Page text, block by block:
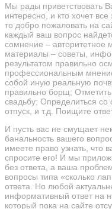
Мы рады приветствовать
интересно, и кто хочет все
то добро пожаловать на
каждый ваш вопрос
сомнение –
материалы – советы,
результатом правильно
профессиональным
собой иную реальную
правильно борщ;
свадьбу; Определиться
отпуск, и т.д. Поищите
И пусть вас не смущает
банальность вашего
имеете право узнать, что
спросите его! И мы
без ответа, а ваша
вопросы типа «сколько
ответа. Но любой
информативный ответ на
который пока на сайте